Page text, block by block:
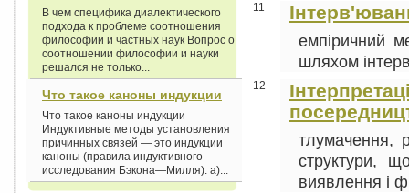
В чем специфика диалектического
подхода к проблеме соотношения
философии и частных наук Вопрос о
соотношении философии и науки
решался не только...
Что такое каноны индукции
Что такое каноны индукции
Индуктивные методы установления
причинных связей — это индукции
каноны (правила индуктивного
исследования Бэкона—Милля). а)...
11
емпіричний
шляхом
12
тлумачення,
структури,
виявлення і